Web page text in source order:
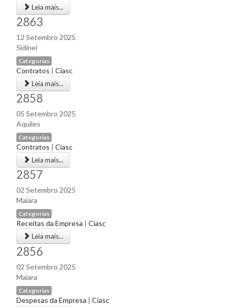
Leia mais...
2863
12 Setembro 2025
Sidinei
Categorias
Contratos |Ciasc
Leia mais...
2858
05 Setembro 2025
Aquiles
Categorias
Contratos |Ciasc
Leia mais...
2857
02 Setembro 2025
Maiara
Categorias
Receitas da Empresa |Ciasc
Leia mais...
2856
02 Setembro 2025
Maiara
Categorias
Despesas da Empresa |Ciasc